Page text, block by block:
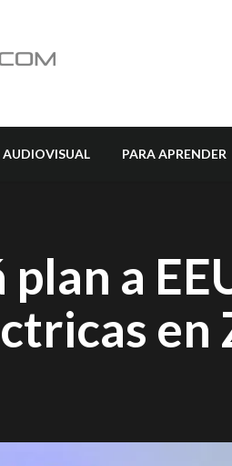
AUDIOVISUAL PARA APRENDER
a
en